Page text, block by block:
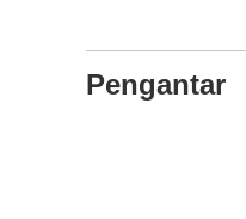
Pengantar